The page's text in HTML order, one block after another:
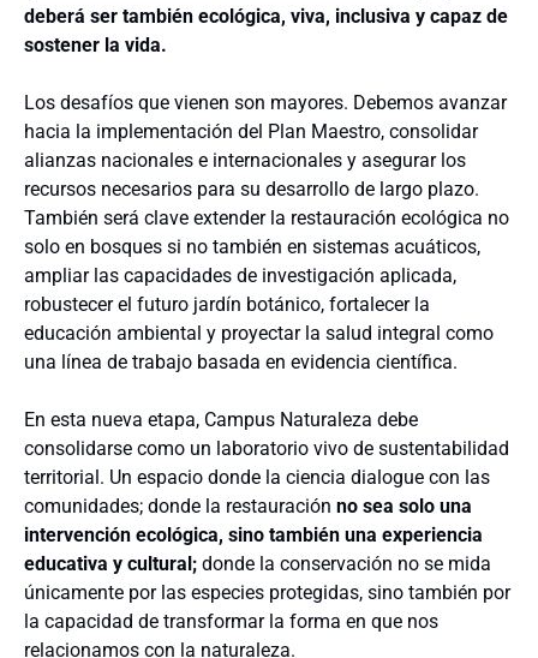
deberá ser también ecológica, viva, inclusiva y capaz de
sostener la vida.
Los desafíos que vienen son mayores. Debemos avanzar
hacia la implementación del Plan Maestro, consolidar
alianzas nacionales e internacionales y asegurar los
recursos necesarios para su desarrollo de largo plazo.
También será clave extender la restauración ecológica no
solo en bosques si no también en sistemas acuáticos,
ampliar las capacidades de investigación aplicada,
robustecer el futuro jardín botánico, fortalecer la
educación ambiental y proyectar la salud integral como
una línea de trabajo basada en evidencia científica.
En esta nueva etapa, Campus Naturaleza debe
consolidarse como un laboratorio vivo de sustentabilidad
territorial. Un espacio donde la ciencia dialogue con las
comunidades; donde la restauración no sea solo una
intervención ecológica, sino también una experiencia
educativa y cultural; donde la conservación no se mida
únicamente por las especies protegidas, sino también por
la capacidad de transformar la forma en que nos
relacionamos con la naturaleza.